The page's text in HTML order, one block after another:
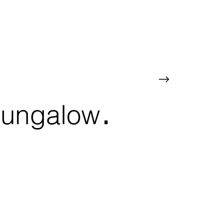
.